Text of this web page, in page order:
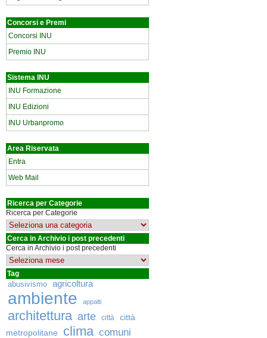
Concorsi e Premi
Concorsi INU
Premio INU
Sistema INU
INU Formazione
INU Edizioni
INU Urbanpromo
Area Riservata
Entra
Web Mail
Ricerca per Categorie
Ricerca per Categorie
Cerca in Archivio i post precedenti
Cerca in Archivio i post precedenti
Tag
abusivismo agricoltura
ambiente appalti
architettura arte città
città
metropolitane
clima comuni